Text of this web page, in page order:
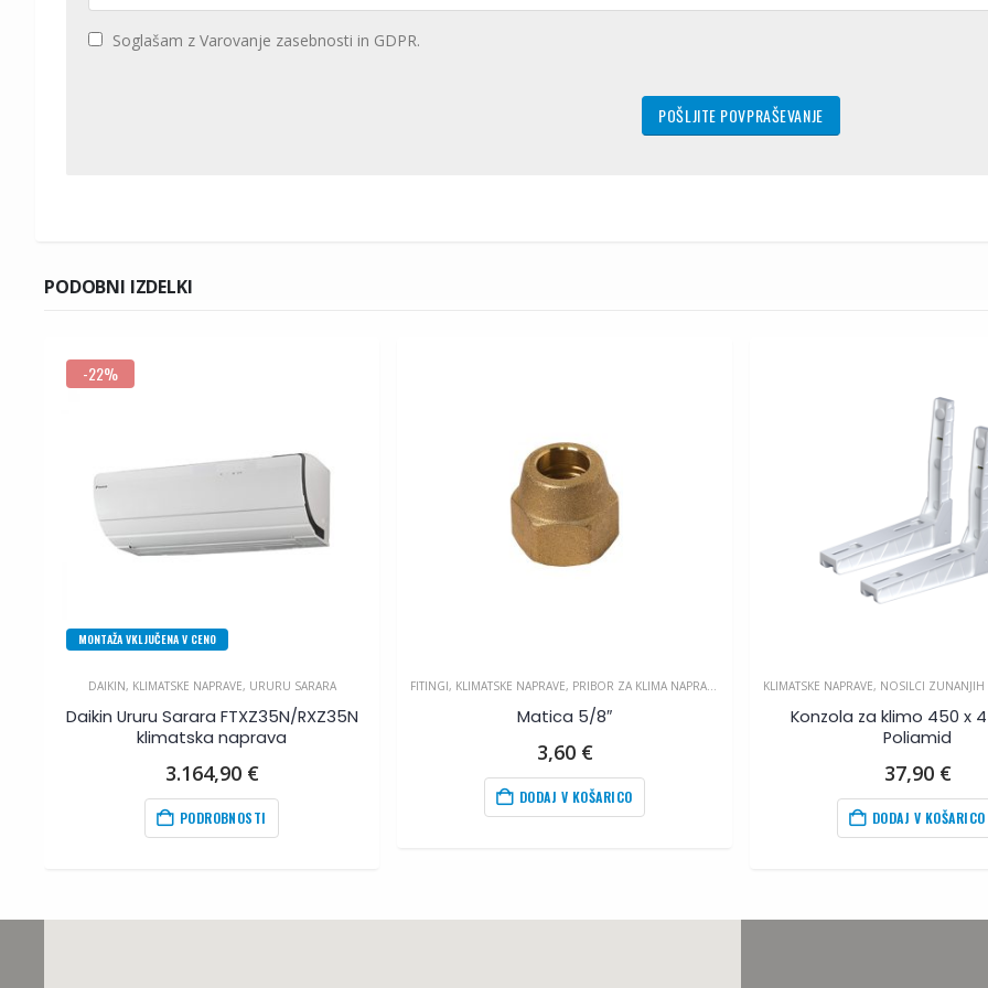
Soglašam z Varovanje zasebnosti in GDPR.
PODOBNI IZDELKI
-22%
MONTAŽA VKLJUČENA V CENO
DAIKIN, KLIMATSKE NAPRAVE, URURU SARARA
Daikin Ururu Sarara FTXZ35N/RXZ35N
klimatska naprava
3.164,90 €
PODROBNOSTI
FITINGI, KLIMATSKE NAPRAVE, PRIBOR ZA KLIMA NAPRAVE
Matica 5/8″
3,60 €
DODAJ V KOŠARICO
KLIMATSKE NAPRAVE, NOSILCI ZUNANJIH
Konzola za klimo 450 x
Poliamid
37,90 €
DODAJ V KOŠARICO